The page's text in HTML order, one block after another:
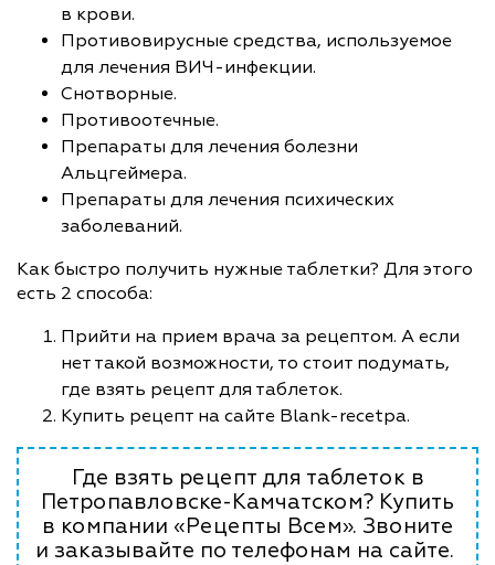
в крови.
Противовирусные средства, используемое
для лечения ВИЧ-инфекции.
Снотворные.
Противоотечные.
Препараты для лечения болезни
Альцгеймера.
Препараты для лечения психических
заболеваний.
Как быстро получить нужные таблетки? Для этого
есть 2 способа:
Прийти на прием врача за рецептом. А если
нет такой возможности, то стоит подумать,
где взять рецепт для таблеток.
Купить рецепт на сайте Blank-recetpa.
Где взять рецепт для таблеток в
Петропавловске-Камчатском? Купить
в компании «Рецепты Всем». Звоните
и заказывайте по телефонам на сайте.